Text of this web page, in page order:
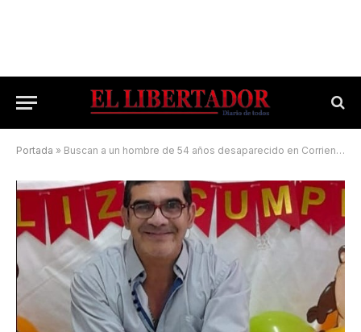
Portada » Buscan a un hombre de 54 años desaparecido en Corrientes